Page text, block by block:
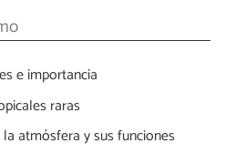
e importancia
raras
atmósfera y sus funciones